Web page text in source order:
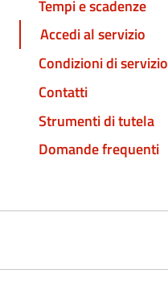
Tempi e scadenze
Accedi al servizio
Condizioni di servizio
Contatti
Strumenti di tutela
Domande frequenti